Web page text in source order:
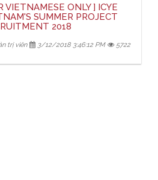
VIETNAMESE ONLY ] ICYE
SUMMER PROJECT
2018
trị viên 3/12/2018 3:46:12 PM 5722